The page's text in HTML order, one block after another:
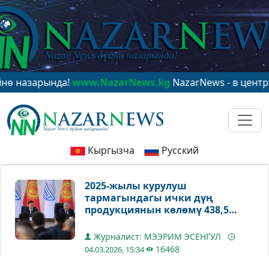
www.NazarNews.kgNazarNews - в центре
Кыргызча Русский
2025-жылы курулуш
тармагындагы ички дүң
продукциянын көлөмү 438,5
Журналист: МЭЭРИМ ЭСЕНГУЛ
04.03.2026, 15:34 16468